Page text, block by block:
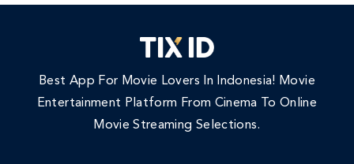
Best App For Movie Lovers In Indonesia! Movie
Entertainment Platform From Cinema To Online
Movie Streaming Selections.